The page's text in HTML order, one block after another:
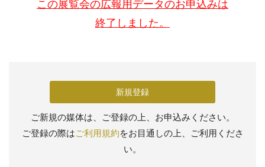
この展覧会の広報用データのお申込みは
終了しました。
新規登録
ご新規の媒体は、ご登録の上、お申込みください。
ご登録の際はご利用規約をお目通しの上、ご利用くださ
い。